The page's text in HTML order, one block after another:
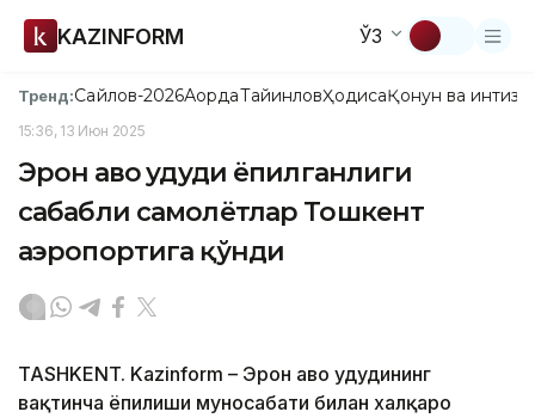
KAZINFORM ЎЗ
Тренд:Сайлов-2026АқордаТайинловҲодисаҚонун ва
15:36, 13 Июн 2025
Эрон ҳаво ҳудуди ёпилганлиги
сабабли самолётлар Тошкент
аэропортига қўнди
TASHKENT. Kazinform – Эрон ҳаво ҳудудининг
вақтинча ёпилиши муносабати билан халқаро